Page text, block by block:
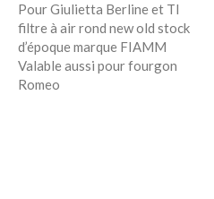
Pour Giulietta Berline et TI
filtre à air rond new old stock
d’époque marque FIAMM
Valable aussi pour fourgon
Romeo